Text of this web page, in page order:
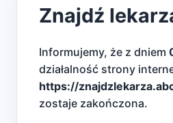
Znajdź
Informujemy, że z dniem
działalność strony
https://
zostaje zakończona.